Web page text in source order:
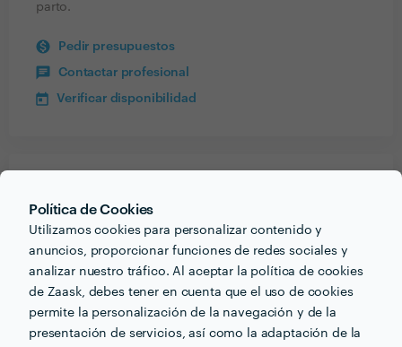
Política de Cookies
Utilizamos cookies para personalizar contenido y
anuncios, proporcionar funciones de redes sociales y
analizar nuestro tráfico. Al aceptar la política de cookies
de Zaask, debes tener en cuenta que el uso de cookies
permite la personalización de la navegación y de la
presentación de servicios, así como la adaptación de la
parto.
Pedir presupuestos
Contactar profesional
Verificar disponibilidad
Clínica de Fisioterapia Raquel
Otros servicios proporcionados por Clínica de
Fisioterapia Raquel